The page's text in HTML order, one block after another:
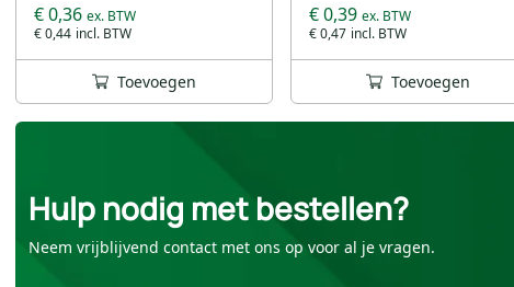
€ 0,44
€ 0,36
Toevoegen
€ 0,47
€ 0,39
Toevoegen
Hulp nodig met bestellen?
Neem vrijblijvend contact met ons op voor al je vragen.